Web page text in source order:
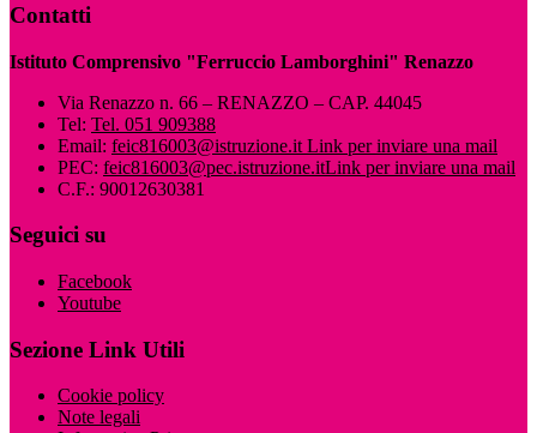
Contatti
Istituto Comprensivo "Ferruccio Lamborghini" Renazzo
Via Renazzo n. 66 – RENAZZO – CAP. 44045
Tel: Tel. 051 909388
Email: feic816003@istruzione.it Link per inviare una mail
PEC: feic816003@pec.istruzione.itLink per inviare una mail
C.F.: 90012630381
Seguici su
Facebook
Youtube
Sezione Link Utili
Cookie policy
Note legali